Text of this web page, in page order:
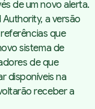
de um novo alerta.
Authority, a versão
que
sistema de
de que
disponíveis na
receber a